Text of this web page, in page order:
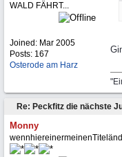
WALD FÄHRT...
Joined: Mar 2005
Posts: 167
Osterode am Harz
Re: Peckfitz die nächste
Monny